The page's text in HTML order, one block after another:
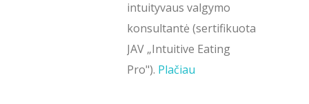
intuityvaus valgymo
konsultantė (sertifikuota
JAV „Intuitive Eating
Pro"). Plačiau